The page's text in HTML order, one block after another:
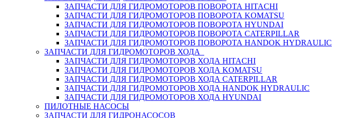
ЗАПЧАСТИ ДЛЯ ГИДРОМОТОРОВ ПОВОРОТА HITACHI
ЗАПЧАСТИ ДЛЯ ГИДРОМОТОРОВ ПОВОРОТА KOMATSU
ЗАПЧАСТИ ДЛЯ ГИДРОМОТОРОВ ПОВОРОТА HYUNDAI
ЗАПЧАСТИ ДЛЯ ГИДРОМОТОРОВ ПОВОРОТА CATERPILLAR
ЗАПЧАСТИ ДЛЯ ГИДРОМОТОРОВ ПОВОРОТА HANDOK HYDRAULIC
ЗАПЧАСТИ ДЛЯ ГИДРОМОТОРОВ ХОДА
ЗАПЧАСТИ ДЛЯ ГИДРОМОТОРОВ ХОДА HITACHI
ЗАПЧАСТИ ДЛЯ ГИДРОМОТОРОВ ХОДА KOMATSU
ЗАПЧАСТИ ДЛЯ ГИДРОМОТОРОВ ХОДА CATERPILLAR
ЗАПЧАСТИ ДЛЯ ГИДРОМОТОРОВ ХОДА HANDOK HYDRAULIC
ЗАПЧАСТИ ДЛЯ ГИДРОМОТОРОВ ХОДА HYUNDAI
ПИЛОТНЫЕ НАСОСЫ
ЗАПЧАСТИ ДЛЯ ГИДРОНАСОСОВ